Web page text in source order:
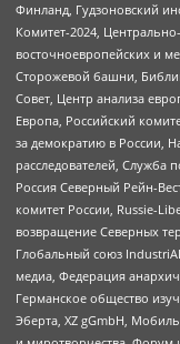
Финланд, Гудзоновский
Комитет-2024,
восточноевропейских и
Сторожевой башни,
Совет, Центр анализа
Европа, Российский
за демократию в России,
расследователей, Служба
Россия Северный Рейн-
комитет России, Russie-
возвращение Северных
Глобальный союз
медиа, Федерация
Германское общество
Эберта, XZ gGmbH,